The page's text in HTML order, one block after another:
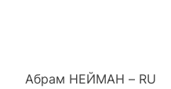
Абрам НЕЙМАН – RU